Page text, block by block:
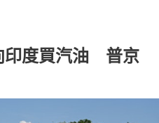
印度買汽油 普京